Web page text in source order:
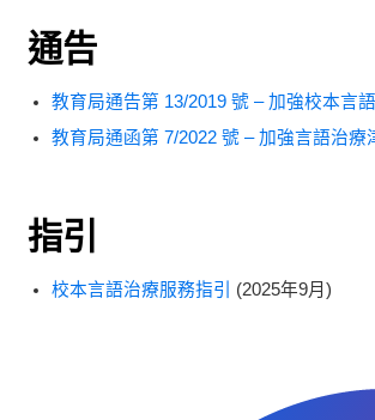
通告
教育局通告第 13/2019 號 – 加強校本言
教育局通函第 7/2022 號 – 加強言語治療
指引
校本言語治療服務指引 (2025年9月)